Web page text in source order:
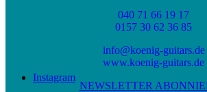
Instagram
040 71 66 19 17
0157 30 62 36 85
info@koenig-guitars.de
www.koenig-guitars.de
NEWSLETTER